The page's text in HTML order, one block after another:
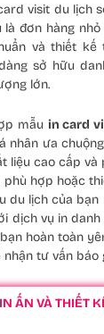
visit du lịch
là đơn hàng
và thiết kế
sở hữu
lớn.
mẫu in card
nhân ưa
liệu cao cấp
hợp hoặc
du lịch của
dịch vụ in
hoàn toàn
nhận tư vấn
ẤN VÀ THIẾT